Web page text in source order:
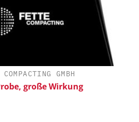
GMBH
große Wirkung